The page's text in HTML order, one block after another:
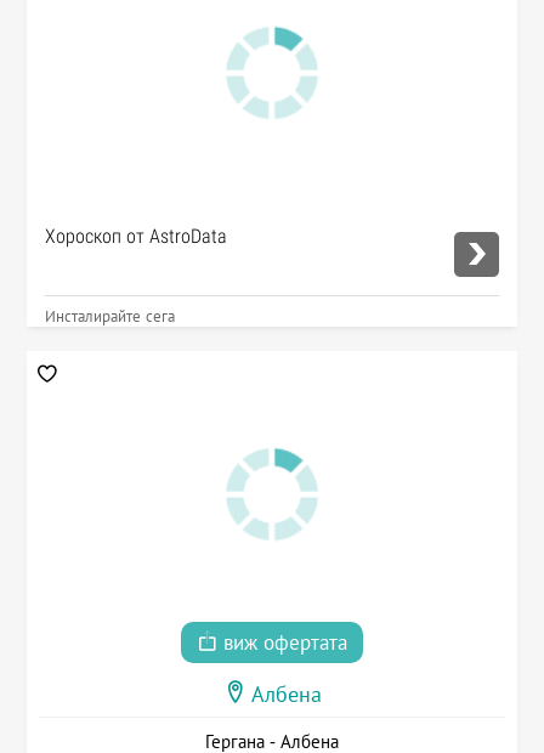
Хороскоп от AstroData
Инсталирайте сега
виж офертата
Албена
Гергана - Албена